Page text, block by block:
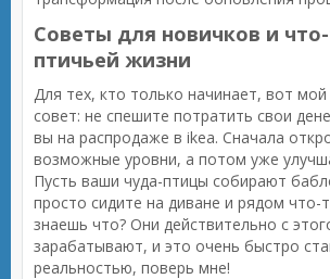
Советы для новичков и
птичьей жизни
Для тех, кто только начинает, вот мой
совет: не спешите потратить свои
вы на распродаже в ikea. Сначала
возможные уровни, а потом уже
Пусть ваши чуда-птицы собирают
просто сидите на диване и рядом что-
знаешь что? Они действительно с
зарабатывают, и это очень быстро
реальностью, поверь мне!